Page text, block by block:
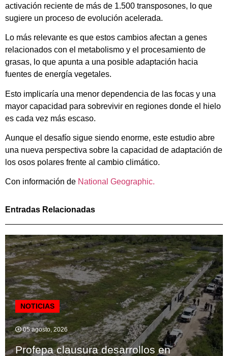
activación reciente de más de 1.500 transposones, lo que
sugiere un proceso de evolución acelerada.
Lo más relevante es que estos cambios afectan a genes
relacionados con el metabolismo y el procesamiento de
grasas, lo que apunta a una posible adaptación hacia
fuentes de energía vegetales.
Esto implicaría una menor dependencia de las focas y una
mayor capacidad para sobrevivir en regiones donde el hielo
es cada vez más escaso.
Aunque el desafío sigue siendo enorme, este estudio abre
una nueva perspectiva sobre la capacidad de adaptación de
los osos polares frente al cambio climático.
Con información de National Geographic.
Entradas Relacionadas
NOTICIAS
05 agosto, 2026
Profepa clausura desarrollos en